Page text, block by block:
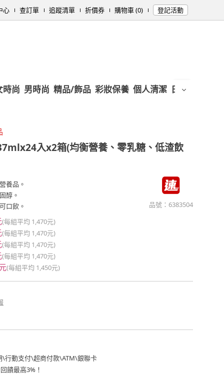
心 查訂單 追蹤清單 折價券 購物車 (0) 登記活動
時尚 男時尚 精品/飾品 彩妝保養 個人清潔 日用/紙品
入x2箱(均衡營養、零乳糖、低渣飲
養品。
醇。
口飲。
品號： 6383504
(每組平均 1,470元)
(每組平均 1,470元)
(每組平均 1,470元)
(每組平均 1,470元)
(每組平均 1,450元)
\行動支付\超商付款\ATM\銀聯卡
饋最高3%！